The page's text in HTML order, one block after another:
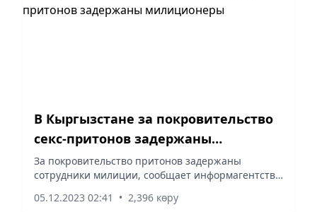
В Кыргызстане за покровительство
секс-притонов задержаны
милиционеры
За покровительство притонов задержаны
сотрудники милиции, сообщает информагентство
национальной безопасности (ГКНБ) КР.
05.12.2023 02:41 • 2,396 көру